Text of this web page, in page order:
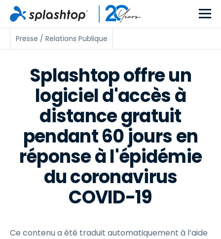
Presse / Relations Publique
Splashtop offre un
logiciel d'accès à
distance gratuit
pendant 60 jours en
réponse à l'épidémie
du coronavirus
COVID-19
Ce contenu a été traduit automatiquement à l’aide